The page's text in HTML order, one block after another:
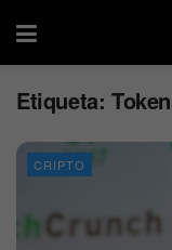
Etiqueta:
CRIPTO